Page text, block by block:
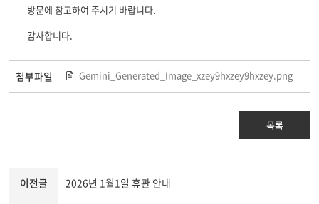
방문에 참고하여 주시기 바랍니다.
감사합니다.
첨부파일 Gemini_Generated_Image_xzey9hxzey9hxzey.png
목록
이전글 2026년 1월1일 휴관 안내